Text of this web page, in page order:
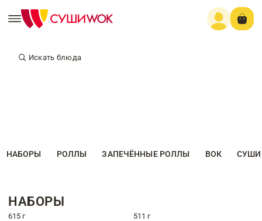
Искать блюда
НАБОРЫ РОЛЛЫ ЗАПЕЧЁННЫЕ РОЛЛЫ ВОК СУШИ
НАБОРЫ
615 г 511 г